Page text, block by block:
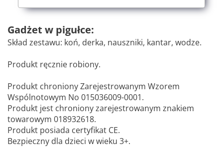
Gadżet w pigułce:
Skład zestawu: koń, derka, nauszniki, kantar, wodze.
Produkt ręcznie robiony.
Produkt chroniony Zarejestrowanym Wzorem
Wspólnotowym No 015036009-0001.
Produkt jest chroniony zarejestrowanym znakiem
towarowym 018932618.
Produkt posiada certyfikat CE.
Bezpieczny dla dzieci w wieku 3+.